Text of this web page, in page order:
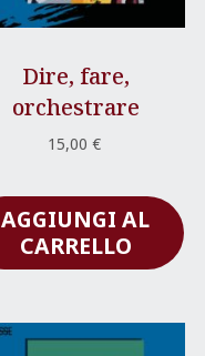
Dire, fare,
orchestrare
15,00 €
AGGIUNGI AL
CARRELLO